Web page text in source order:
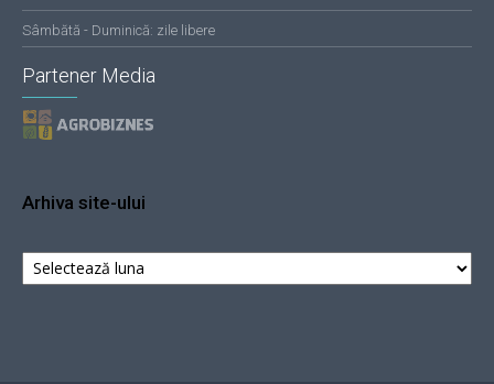
Sâmbătă - Duminică: zile libere
Partener Media
Arhiva site-ului
Arhiva
site-